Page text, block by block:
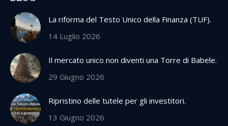
La riforma del Testo Unico della Finanza (TUF).
14 Luglio 2026
Il mercato unico non diventi una Torre di Babele.
29 Giugno 2026
Ripristino delle tutele per gli investitori.
13 Giugno 2026